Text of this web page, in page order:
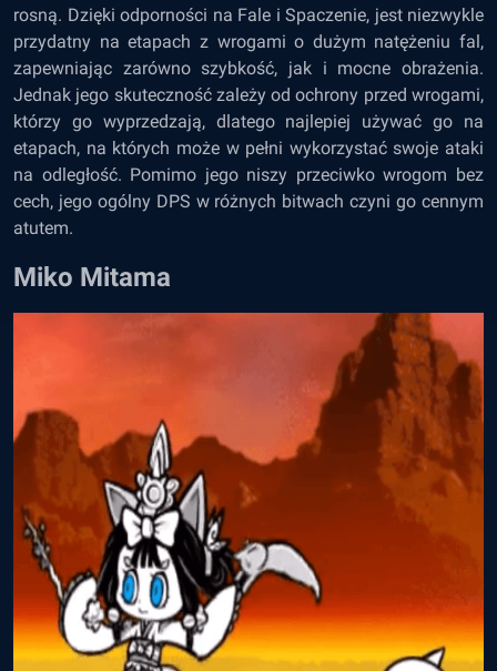
rosną. Dzięki odporności na Fale i Spaczenie, jest niezwykle
przydatny na etapach z wrogami o dużym natężeniu fal,
zapewniając zarówno szybkość, jak i mocne obrażenia.
Jednak jego skuteczność zależy od ochrony przed wrogami,
którzy go wyprzedzają, dlatego najlepiej używać go na
etapach, na których może w pełni wykorzystać swoje ataki
na odległość. Pomimo jego niszy przeciwko wrogom bez
cech, jego ogólny DPS w różnych bitwach czyni go cennym
atutem.
Miko Mitama